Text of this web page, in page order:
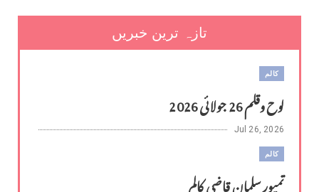
تازہ ترین خبریں
کالم
لوح وقلم 26 جولائی 2026
Jul 26, 2026
کالم
تمیور سلمان قاضی کالم